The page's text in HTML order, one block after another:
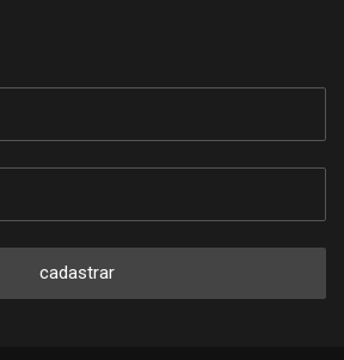
cadastrar